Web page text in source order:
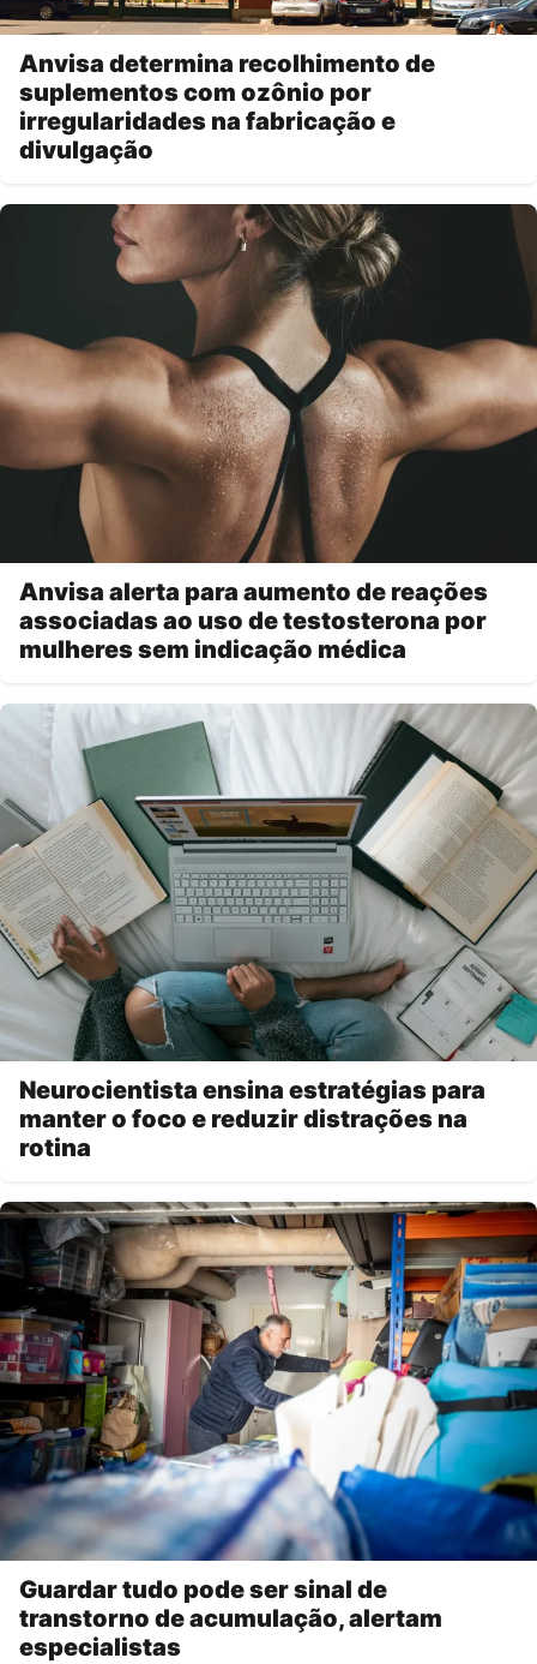
Anvisa determina recolhimento de
suplementos com ozônio por
irregularidades na fabricação e
divulgação
Anvisa alerta para aumento de reações
associadas ao uso de testosterona por
mulheres sem indicação médica
Neurocientista ensina estratégias para
manter o foco e reduzir distrações na
rotina
Guardar tudo pode ser sinal de
transtorno de acumulação, alertam
especialistas